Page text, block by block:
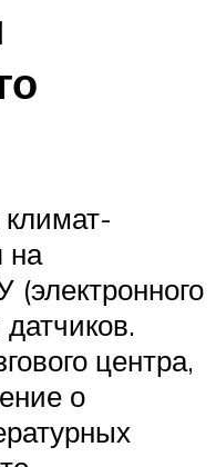
на
центра,
о